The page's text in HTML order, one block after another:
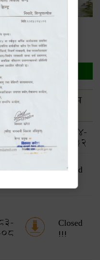
कर्मचारीहरु
अन्तिम
01
2084-
03-32
Closed
Closed
!!!